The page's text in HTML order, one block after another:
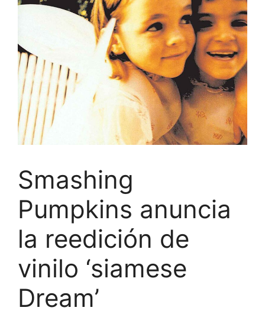
Smashing
Pumpkins anuncia
la reedición de
vinilo ‘siamese
Dream’